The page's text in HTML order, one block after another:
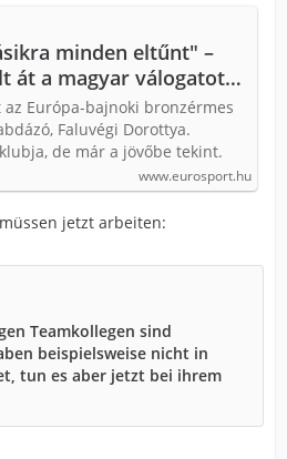
minden eltűnt" –
át a magyar válogatott
Európa-bajnoki bronzérmes
Faluvégi Dorottya.
de már a jövőbe tekint.
www.eurosport.hu
jetzt arbeiten:
Teamkollegen sind
beispielsweise nicht in
tun es aber jetzt bei ihrem